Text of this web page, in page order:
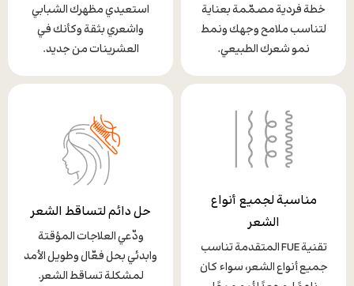
خطة فردية مصمّمة بعناية
لتناسب ملامح وجهك ونمط
نمو شعرك الطبيعي.
استعيدي مظهرك الشبابي
واشعري بثقة وكأنك في
العشرينات من جديد.
مناسبة لجميع أنواع
الشعر
تقنية FUE المتقدمة تناسب
جميع أنواع الشعر، سواء كان
حل دائم لتساقط الشعر
ودّعي العلاجات المؤقتة
وابدئي بحل فعّال وطويل الأمد
لمشكلة تساقط الشعر.